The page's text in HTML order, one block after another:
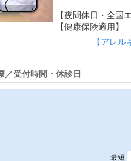
【夜間休日・全国
【健康保険適用】
【アレ
／受付時間・休診日
最短